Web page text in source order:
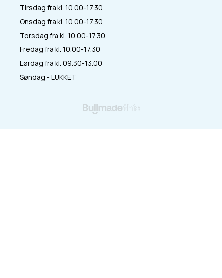
Tirsdag fra kl. 10.00-17.30
Onsdag fra kl. 10.00-17.30
Torsdag fra kl. 10.00-17.30
Fredag fra kl. 10.00-17.30
Lørdag fra kl. 09.30-13.00
Søndag - LUKKET